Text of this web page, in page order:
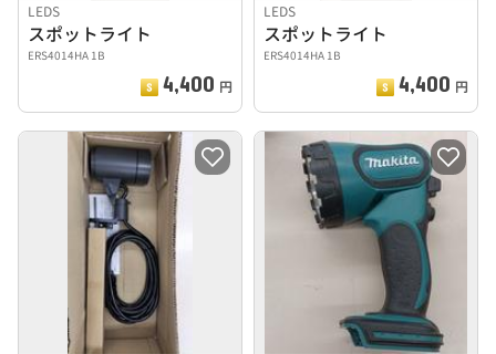
LEDS
スポットライト
ERS4014HA 1B
4,400 円
LEDS
スポットライト
ERS4014HA 1B
4,400 円